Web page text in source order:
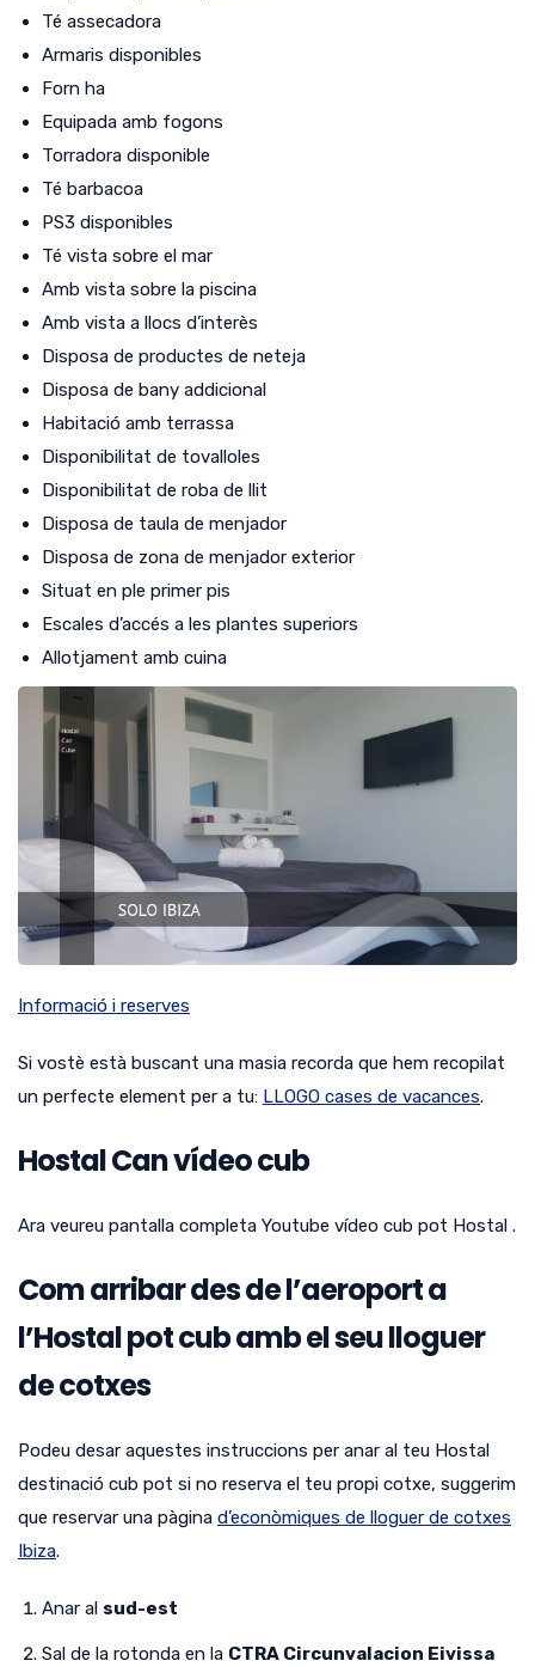
Té assecadora
Armaris disponibles
Forn ha
Equipada amb fogons
Torradora disponible
Té barbacoa
PS3 disponibles
Té vista sobre el mar
Amb vista sobre la piscina
Amb vista a llocs d’interès
Disposa de productes de neteja
Disposa de bany addicional
Habitació amb terrassa
Disponibilitat de tovalloles
Disponibilitat de roba de llit
Disposa de taula de menjador
Disposa de zona de menjador exterior
Situat en ple primer pis
Escales d’accés a les plantes superiors
Allotjament amb cuina
Informació i reserves
Si vostè està buscant una masia recorda que hem recopilat
un perfecte element per a tu: LLOGO cases de vacances.
Hostal Can vídeo cub
Ara veureu pantalla completa Youtube vídeo cub pot Hostal .
Com arribar des de l’aeroport a
l’Hostal pot cub amb el seu lloguer
de cotxes
Podeu desar aquestes instruccions per anar al teu Hostal
destinació cub pot si no reserva el teu propi cotxe, suggerim
que reservar una pàgina d’econòmiques de lloguer de cotxes
Ibiza.
Anar al sud-est
Sal de la rotonda en la CTRA Circunvalacion Eivissa